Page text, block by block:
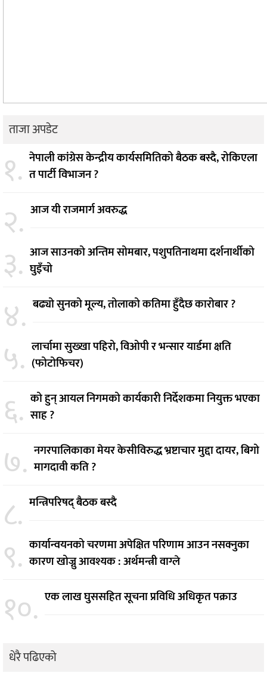
ताजा अपडेट
१. नेपाली कांग्रेस केन्द्रीय कार्यसमितिको बैठक बस्दै, रोकिएला
त पार्टी विभाजन ?
२. आज यी राजमार्ग अवरुद्ध
३. आज साउनको अन्तिम सोमबार, पशुपतिनाथमा दर्शनार्थीको
घुइँचो
४. बढ्यो सुनको मूल्य, तोलाको कतिमा हुँदैछ कारोबार ?
५. लार्चामा सुख्खा पहिरो, विओपी र भन्सार यार्डमा क्षति
(फोटोफिचर)
६. को हुन् आयल निगमको कार्यकारी निर्देशकमा नियुक्त भएका
साह ?
७. नगरपालिकाका मेयर केसीविरुद्ध भ्रष्टाचार मुद्दा दायर, बिगो
मागदावी कति ?
८. मन्त्रिपरिषद् बैठक बस्दै
९. कार्यान्वयनको चरणमा अपेक्षित परिणाम आउन नसक्नुका
कारण खोज्नु आवश्यक : अर्थमन्त्री वाग्ले
१०. एक लाख घुससहित सूचना प्रविधि अधिकृत पक्राउ
धेरै पढिएको